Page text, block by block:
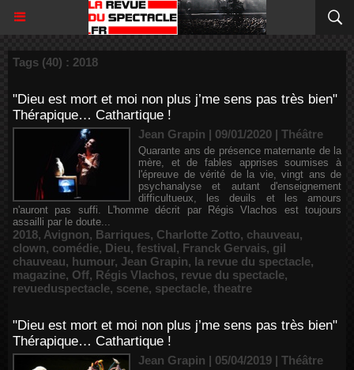
Tags (40) : 2018
"Dieu est mort et moi non plus j’me sens pas très bien"
Thérapique… Cathartique !
Jean Grapin | 09/01/2020 | Théâtre
Quarante ans de présence maternante de la
mère, et de fables apprises soumises à
l'épreuve de vérité de la vie, vingt ans de
psychanalyse et autant d'enseignement
difficultueux, les deuils et les amours
n'auront pas suffi. L'homme décrit par Régis Vlachos est toujours
assailli par le doute...
2018, Avignon, Barriques, Charlotte Zotto, chauveau,
clown, comédie, Dieu, festival, Franck Gervais, gil
chauveau, humour, Jean Grapin, la revue du spectacle,
magazine, Off, Régis Vlachos, revue du spectacle,
revueduspectacle, scene, spectacle, theatre
"Dieu est mort et moi non plus j’me sens pas très bien"
Thérapique… Cathartique !
Jean Grapin | 05/04/2019 | Théâtre